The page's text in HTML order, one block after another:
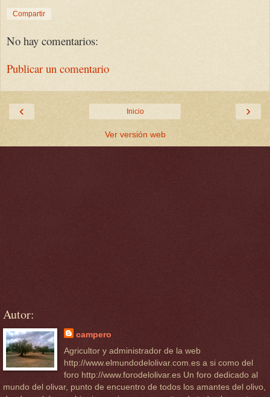
Compartir
No hay comentarios:
Publicar un comentario
‹ ›
Inicio
Ver versión web
Autor:
campero
Agricultor y administrador de la web
http://www.elmundodelolivar.com.es a si como del
foro http://www.forodelolivar.es Un foro dedicado al
mundo del olivar, punto de encuentro de todos los amantes del olivo,